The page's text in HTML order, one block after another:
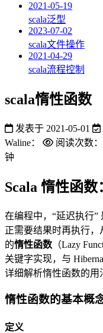
2021-05-19
scala泛型
2023-07-02
scala文件操作
2021-04-29
scala流程控制
scala惰性函数
发表于 2021-05-01
Waline：
阅读次数：
钟
Scala 惰性函
在编程中，“延迟执行
正需要结果时再执行，
的惰性函数 （Lazy
关键字实现，与
详细解析惰性函数的用
惰性函数的基本概
定义